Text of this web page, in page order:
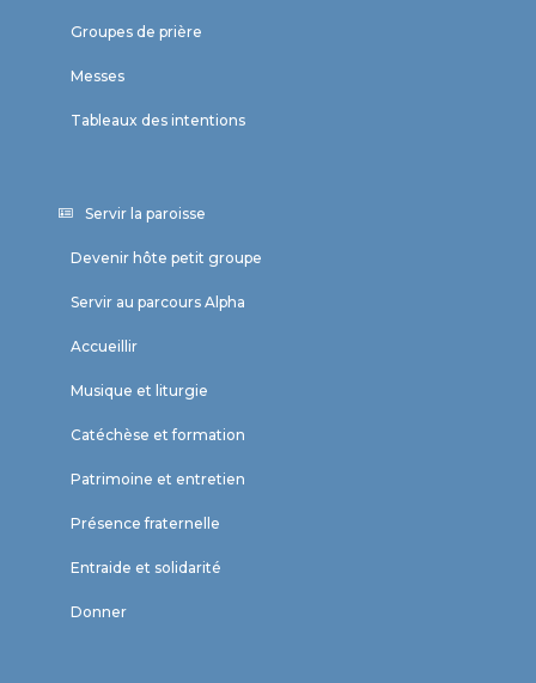
Groupes de prière
Messes
Tableaux des intentions
Servir la paroisse
Devenir hôte petit groupe
Servir au parcours Alpha
Accueillir
Musique et liturgie
Catéchèse et formation
Patrimoine et entretien
Présence fraternelle
Entraide et solidarité
Donner